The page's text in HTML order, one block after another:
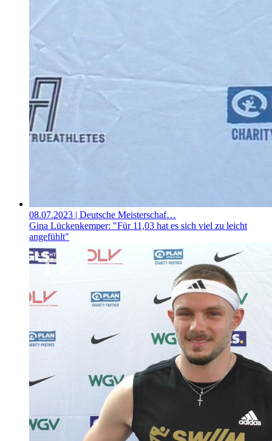
08.07.2023 | Deutsche Meisterschaf…
Gina Lückenkemper: "Für 11,03 hat es sich viel zu leicht
angefühlt"